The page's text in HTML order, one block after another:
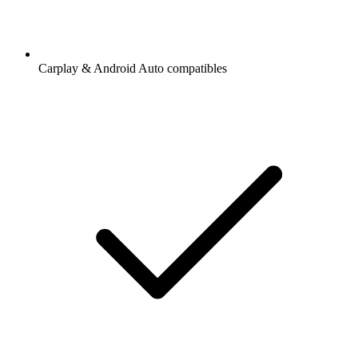
Carplay & Android Auto compatibles